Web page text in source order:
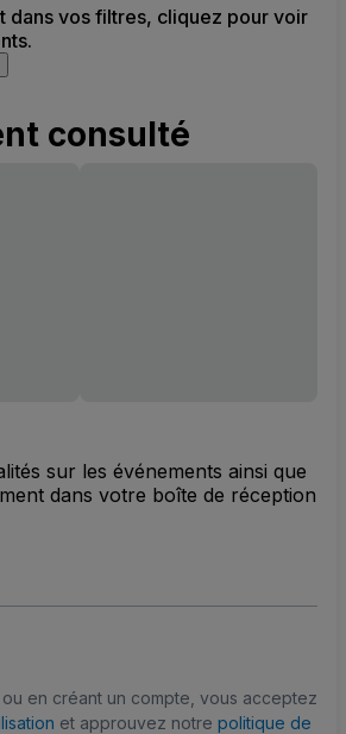
dans vos filtres, cliquez pour voir
consulté
sur les événements ainsi que
dans votre boîte de réception
en créant un compte, vous acceptez
et approuvez notre politique de